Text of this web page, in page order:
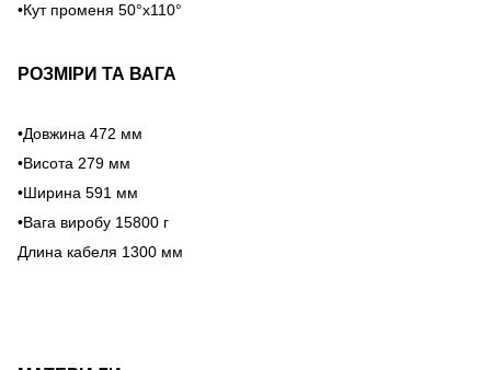
•Кут променя 50°х110°
РОЗМІРИ ТА ВАГА
•Довжина 472 мм
•Висота 279 мм
•Ширина 591 мм
•Вага виробу 15800 г
Длина кабеля 1300 мм